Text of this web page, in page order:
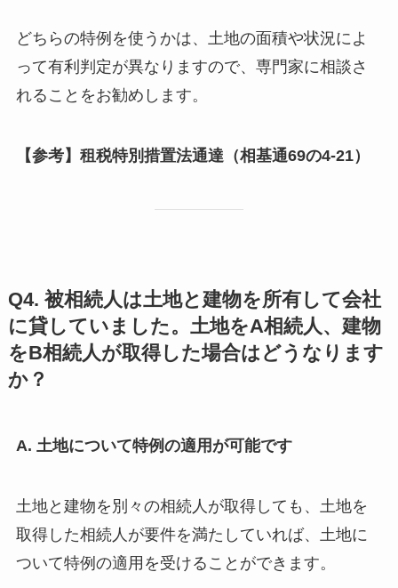
どちらの特例を使うかは、土地の面積や状況によ
って有利判定が異なりますので、専門家に相談さ
れることをお勧めします。
【参考】租税特別措置法通達（相基通69の4-21）
Q4. 被相続人は土地と建物を所有して会社
に貸していました。土地をA相続人、建物
をB相続人が取得した場合はどうなります
か？
A. 土地について特例の適用が可能です
土地と建物を別々の相続人が取得しても、土地を
取得した相続人が要件を満たしていれば、土地に
ついて特例の適用を受けることができます。